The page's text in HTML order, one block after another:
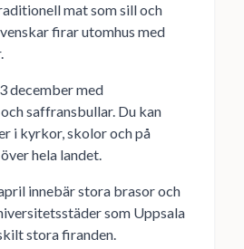
mat som sill och
firar utomhus med
december med
saffransbullar. Du kan
i kyrkor, skolor och på
hela landet.
innebär stora brasor och
som Uppsala
stora firanden.